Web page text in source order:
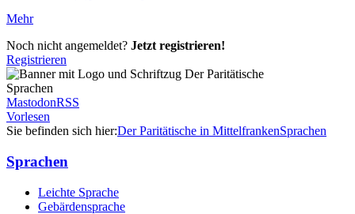
Mehr
Noch nicht angemeldet? Jetzt registrieren!
Registrieren
Sprachen
MastodonRSS
Vorlesen
Sie befinden sich hier:Der Paritätische in MittelfrankenSprachen
Sprachen
Leichte Sprache
Gebärdensprache